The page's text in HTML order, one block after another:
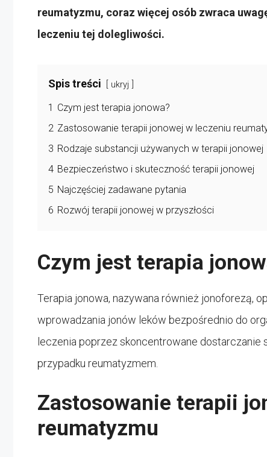
reumatyzmu, coraz więcej osób zwraca
leczeniu tej dolegliwości.
Spis treści ukryj
1 Czym jest terapia jonowa?
2 Zastosowanie terapii jonowej w leczeniu
3 Rodzaje substancji używanych w terapii jonowej
4 Bezpieczeństwo i skuteczność terapii jonowej
5 Najczęściej zadawane pytania
6 Rozwój terapii jonowej w przyszłości
Czym jest terapia
Terapia jonowa, nazywana również jonoforezą,
wprowadzania jonów leków bezpośrednio do
leczenia poprzez skoncentrowane
przypadku reumatyzmem.
Zastosowanie terapii
reumatyzmu